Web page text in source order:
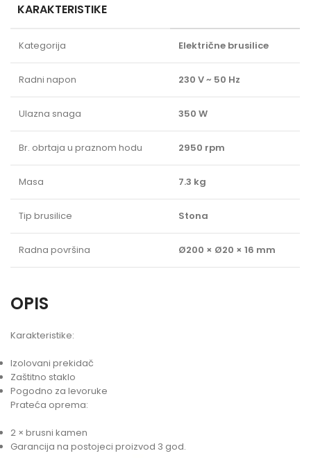
KARAKTERISTIKE
Kategorija Električne brusilice
Radni napon 230 V ~ 50 Hz
Ulazna snaga 350 W
Br. obrtaja u praznom hodu 2950 rpm
Masa 7.3 kg
Tip brusilice Stona
Radna površina Ø200 × Ø20 × 16 mm
OPIS
Karakteristike:
Izolovani prekidač
Zaštitno staklo
Pogodno za levoruke
Prateća oprema:
2 × brusni kamen
Garancija na postojeci proizvod 3 god.